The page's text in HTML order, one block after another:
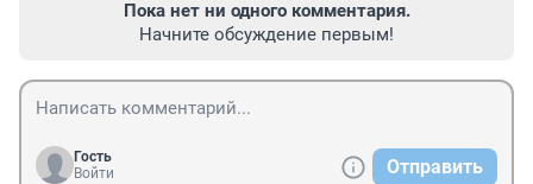
Пока нет ни одного комментария.
Начните обсуждение первым!
Гость
Войти
Отправить